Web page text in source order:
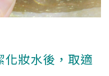
化妝水後，取適